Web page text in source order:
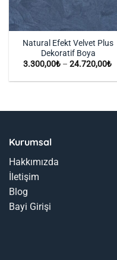
Natural Efekt Velvet Plus
Dekoratif Boya
3.300,00₺ – 24.720,00₺
Kurumsal
Hakkımızda
İletişim
Blog
Bayi Girişi